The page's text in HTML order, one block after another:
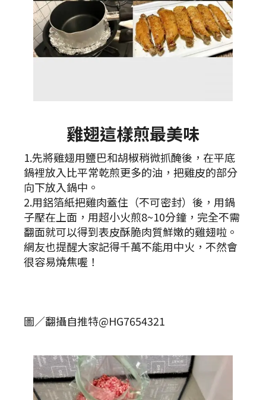
雞翅這樣煎最美味
1.先將雞翅用鹽巴和胡椒稍微抓醃後，在平底
鍋裡放入比平常乾煎更多的油，把雞皮的部分
向下放入鍋中。
2.用鋁箔紙把雞肉蓋住（不可密封）後，用鍋
子壓在上面，用超小火煎8~10分鐘，完全不需
翻面就可以得到表皮酥脆肉質鮮嫩的雞翅啦。
網友也提醒大家記得千萬不能用中火，不然會
很容易燒焦喔！
圖／翻攝自推特@HG7654321